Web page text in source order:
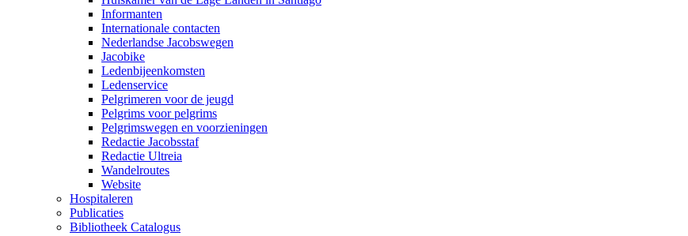
Informanten
Internationale contacten
Nederlandse Jacobswegen
Jacobike
Ledenbijeenkomsten
Ledenservice
Pelgrimeren voor de jeugd
Pelgrims voor pelgrims
Pelgrimswegen en voorzieningen
Redactie Jacobsstaf
Redactie Ultreia
Wandelroutes
Website
Hospitaleren
Publicaties
Bibliotheek Catalogus